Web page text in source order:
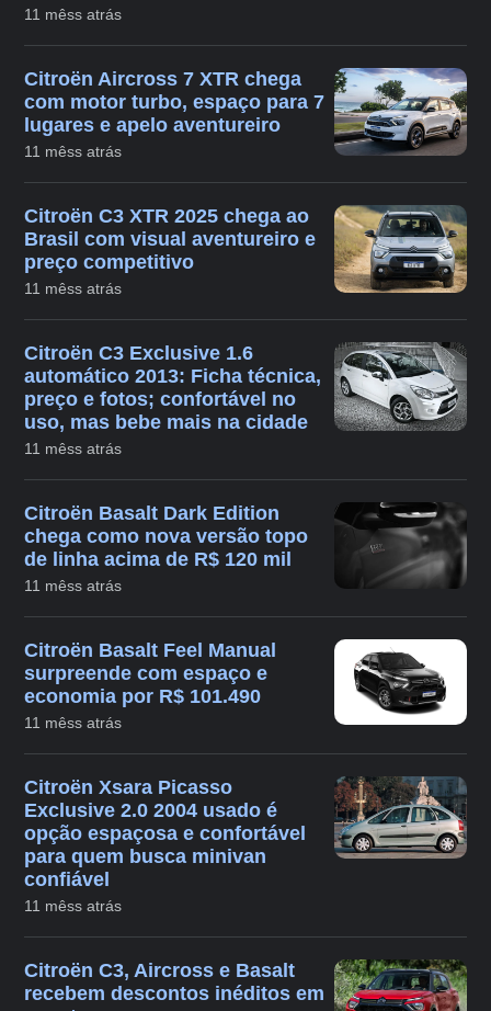
11 mêss atrás
Citroën Aircross 7 XTR chega
com motor turbo, espaço para 7
lugares e apelo aventureiro
11 mêss atrás
Citroën C3 XTR 2025 chega ao
Brasil com visual aventureiro e
preço competitivo
11 mêss atrás
Citroën C3 Exclusive 1.6
automático 2013: Ficha técnica,
preço e fotos; confortável no
uso, mas bebe mais na cidade
11 mêss atrás
Citroën Basalt Dark Edition
chega como nova versão topo
de linha acima de R$ 120 mil
11 mêss atrás
Citroën Basalt Feel Manual
surpreende com espaço e
economia por R$ 101.490
11 mêss atrás
Citroën Xsara Picasso
Exclusive 2.0 2004 usado é
opção espaçosa e confortável
para quem busca minivan
confiável
11 mêss atrás
Citroën C3, Aircross e Basalt
recebem descontos inéditos em